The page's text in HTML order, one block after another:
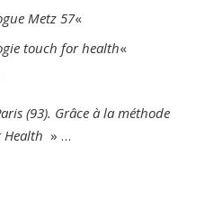
Metz 57«
touch for health«
(93). Grâce à la méthode
Health » …